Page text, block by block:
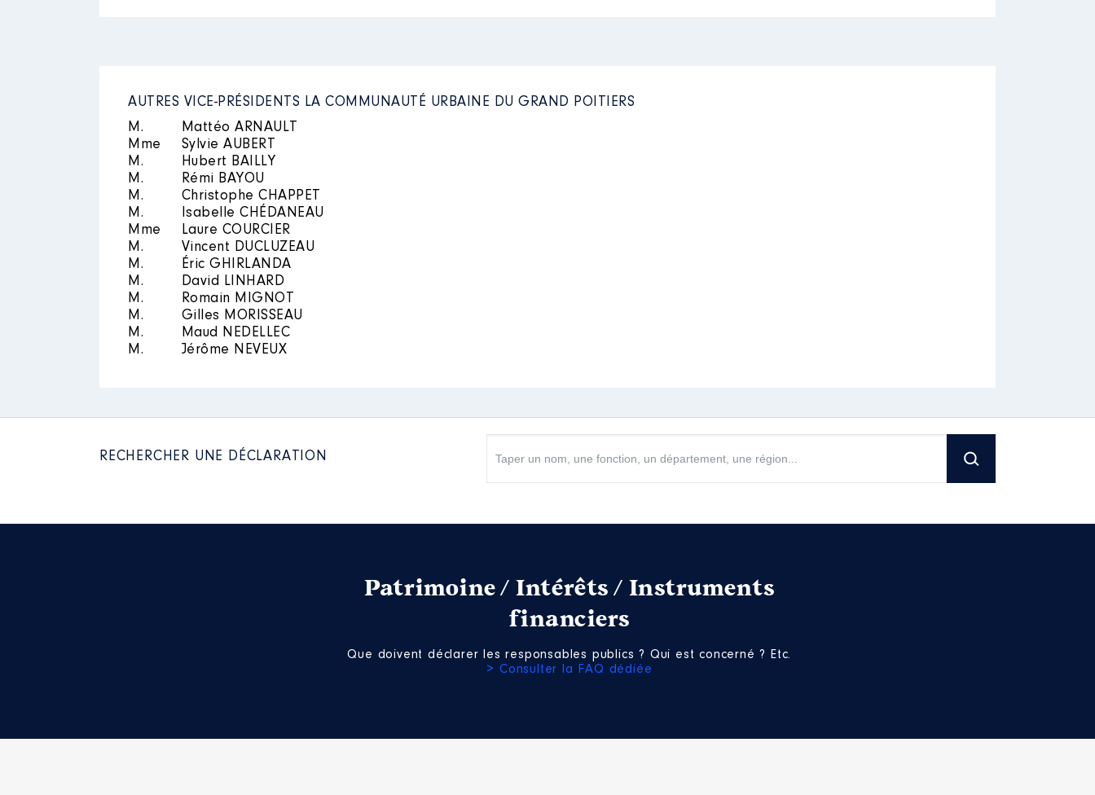
AUTRES VICE-PRÉSIDENTS LA COMMUNAUTÉ URBAINE DU GRAND POITIERS
M.
Mattéo ARNAULT
Mme
Sylvie AUBERT
M.
Hubert BAILLY
M.
Rémi BAYOU
M.
Christophe CHAPPET
M.
Isabelle CHÉDANEAU
Mme
Laure COURCIER
M.
Vincent DUCLUZEAU
M.
Éric GHIRLANDA
M.
David LINHARD
M.
Romain MIGNOT
M.
Gilles MORISSEAU
M.
Maud NEDELLEC
M.
Jérôme NEVEUX
RECHERCHER UNE DÉCLARATION
Patrimoine / Intérêts / Instruments
financiers
Que doivent déclarer les responsables publics ? Qui est concerné ? Etc.
> Consulter la FAQ dédiée